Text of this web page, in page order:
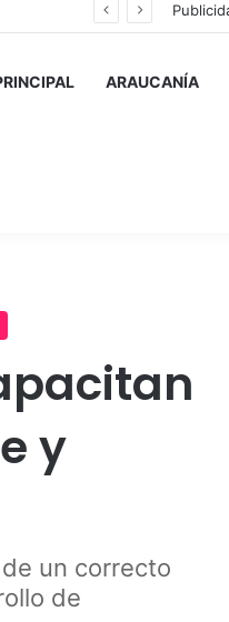
ARAUCANÍA
y
un correcto
de